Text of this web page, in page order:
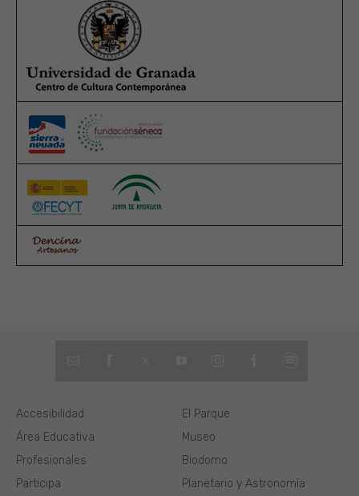
El Parque
Museo
Biodomo
Planetario y Astronomía
Área Educativa
Profesionales
Participa
Accesibilidad